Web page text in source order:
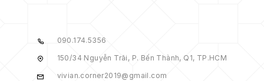
090.174.5356
150/34 Nguyễn Trãi, P. Bến Thành, Q1, TP.HCM
vivian.corner2019@gmail.com